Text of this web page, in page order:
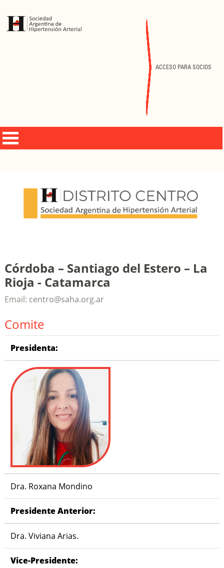
ACCESO PARA SOCIOS
Córdoba – Santiago del Estero – La
Rioja - Catamarca
Email: centro@saha.org.ar
Comite
Presidenta:
Dra. Roxana Mondino
Presidente Anterior:
Dra. Viviana Arias.
Vice-Presidente: